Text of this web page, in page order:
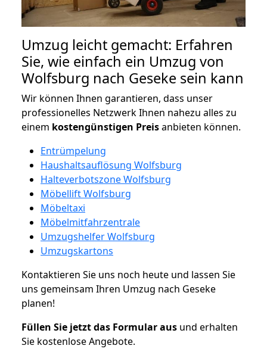
Umzug leicht gemacht: Erfahren
Sie, wie einfach ein Umzug von
Wolfsburg nach Geseke sein kann
Wir können Ihnen garantieren, dass unser
professionelles Netzwerk Ihnen nahezu alles zu
einem kostengünstigen Preisanbieten können.
Entrümpelung
Haushaltsauflösung Wolfsburg
Halteverbotszone Wolfsburg
Möbellift Wolfsburg
Möbeltaxi
Möbelmitfahrzentrale
Umzugshelfer Wolfsburg
Umzugskartons
Kontaktieren Sie uns noch heute und lassen Sie
uns gemeinsam Ihren Umzug nach Geseke
planen!
Füllen Sie jetzt das Formular aus und erhalten
Sie kostenlose Angebote.